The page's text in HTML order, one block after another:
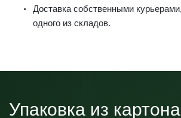
Доставка собственными
одного из складов.
Упаковка из